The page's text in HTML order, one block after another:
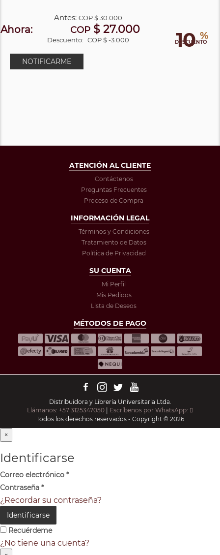
10 %
DESCUENTO
Antes: COP$ 30.000
Ahora: COP $ 27.000
Descuento: COP $ -3.000
NOTIFICARME
ATENCIÓN AL CLIENTE
Contáctenos
Preguntas Frecuentes
Proceso de Compra
INFORMACIÓN LEGAL
Términos y Condiciones
Tratamiento de Datos
Política de Privacidad
SU CUENTA
Mi Perfil
Mis Pedidos
Lista de Deseos
MÉTODOS DE PAGO
Distribuidora y Librería Universitaria Ltda.
Llámanos: +57 3125347050 | Escríbenos por WhatsApp:
Todos los derechos reservados - Copyright © 2026
×
Identificarse
Correo electrónico *
Contraseña *
¿Recordar su contraseña?
Identificarse
Recuérdeme
¿No tiene una cuenta?